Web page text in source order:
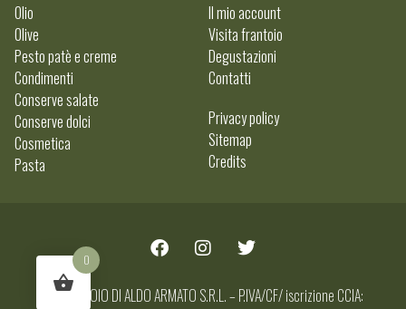
Olio
Olive
Pesto patè e creme
Condimenti
Conserve salate
Conserve dolci
Cosmetica
Pasta
Il mio account
Visita frantoio
Degustazioni
Contatti
Privacy policy
Sitemap
Credits
AL FRANTOIO DI ALDO ARMATO S.R.L. – P.IVA/CF/ iscrizione CCIA:
0